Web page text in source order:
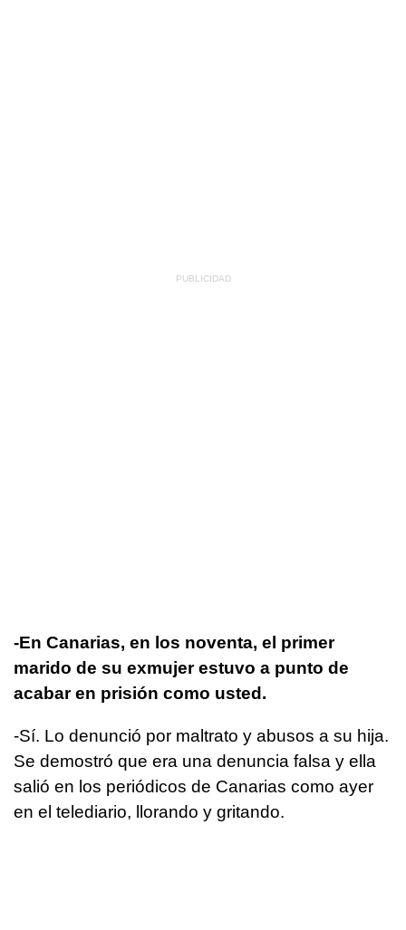
-En Canarias, en los noventa, el primer
marido de su exmujer estuvo a punto de
acabar en prisión como usted.
-Sí. Lo denunció por maltrato y abusos a su hija.
Se demostró que era una denuncia falsa y ella
salió en los periódicos de Canarias como ayer
en el telediario, llorando y gritando.